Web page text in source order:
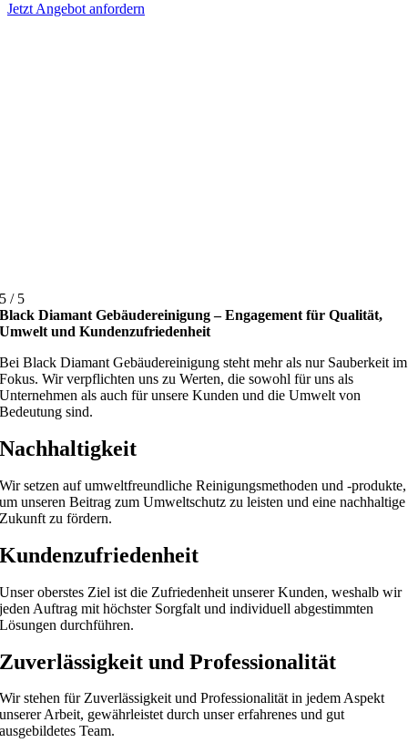
Jetzt Angebot anfordern
5 / 5
Black Diamant Gebäudereinigung – Engagement für Qualität,
Umwelt und Kundenzufriedenheit
Bei Black Diamant Gebäudereinigung steht mehr als nur Sauberkeit im
Fokus. Wir verpflichten uns zu Werten, die sowohl für uns als
Unternehmen als auch für unsere Kunden und die Umwelt von
Bedeutung sind.
Nachhaltigkeit
Wir setzen auf umweltfreundliche Reinigungsmethoden und -produkte,
um unseren Beitrag zum Umweltschutz zu leisten und eine nachhaltige
Zukunft zu fördern.
Kundenzufriedenheit
Unser oberstes Ziel ist die Zufriedenheit unserer Kunden, weshalb wir
jeden Auftrag mit höchster Sorgfalt und individuell abgestimmten
Lösungen durchführen.
Zuverlässigkeit und Professionalität
Wir stehen für Zuverlässigkeit und Professionalität in jedem Aspekt
unserer Arbeit, gewährleistet durch unser erfahrenes und gut
ausgebildetes Team.